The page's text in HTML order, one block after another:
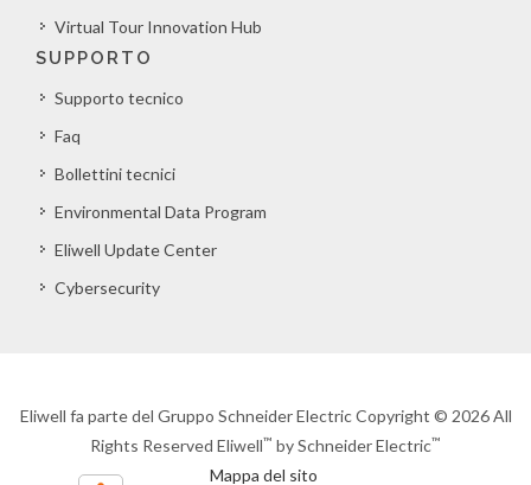
Virtual Tour Innovation Hub
SUPPORTO
Supporto tecnico
Faq
Bollettini tecnici
Environmental Data Program
Eliwell Update Center
Cybersecurity
Eliwell fa parte del Gruppo Schneider Electric Copyright © 2026 All
Rights Reserved Eliwell™ by Schneider Electric™
Mappa del sito